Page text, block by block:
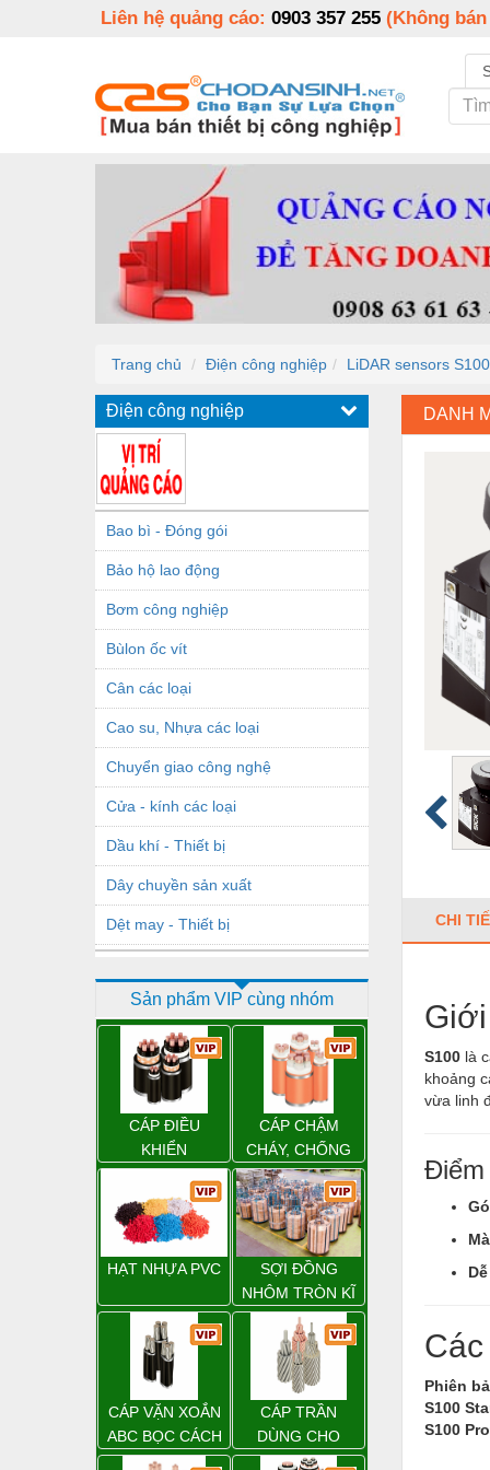
Liên hệ quảng cáo: 0903 357 255 (Không
Trang chủ Điện công nghiệp LiDAR sensors
Điện công nghiệp
Bao bì - Đóng gói
Bảo hộ lao động
Bơm công nghiệp
Bùlon ốc vít
Cân các loại
Cao su, Nhựa các loại
Chuyển giao công nghệ
Cửa - kính các loại
Dầu khí - Thiết bị
Dây chuyền sản xuất
Dệt may - Thiết bị
Dịch vụ - Thi công
Điện công nghiệp
Điện gia dụng
Điện Lạnh
Đóng tàu Thiết bị
Đúc chính xác Thiết bị
Dụng cụ cầm tay
Dụng cụ cắt gọt
Dụng cụ điện
Dụng cụ đo
Gỗ - Trang thiết bị
Hàn cắt - Thiết bị
Sản phẩm VIP cùng nhóm
CÁP ĐIỀU
KHIỂN
CÁP CHẬM
CHÁY, CHỐNG
CHÁY
HẠT NHỰA PVC
SỢI ĐỒNG
NHÔM TRÒN KĨ
THUẬT ĐIỆN
CÁP VẶN XOẮN
ABC BỌC CÁCH
ĐIỆN XLPE
CÁP TRẦN
DÙNG CHO
ĐƯỜNG DÂY
DANH
CHI
S100 là
khoảng
vừa linh
Điểm
Phiên
S100
S100